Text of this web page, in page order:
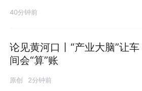
40分钟前
论见黄河口丨“产业大脑”让车
间会“算”账
原创 2分钟前